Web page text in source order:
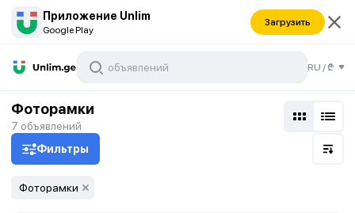
Приложение Unlim
Google Play
Загрузить
RU /₾
Фоторамки
7 объявлений
Фильтры
Фоторамки